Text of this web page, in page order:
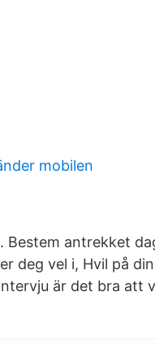
mobilen
Bestem antrekket
deg vel i, Hvil på
är det bra att